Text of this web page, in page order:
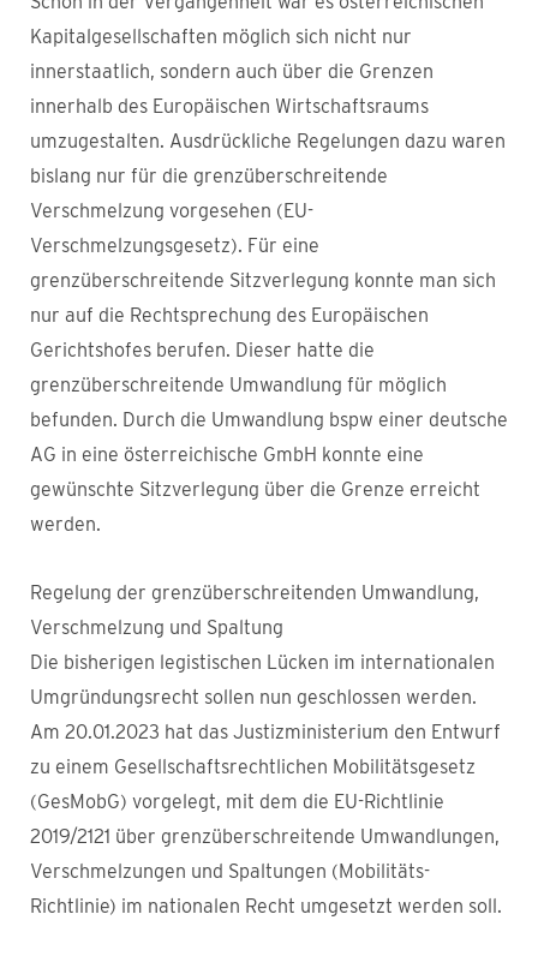
Kapitalgesellschaften möglich sich nicht nur
innerstaatlich, sondern auch über die Grenzen
innerhalb des Europäischen Wirtschaftsraums
umzugestalten. Ausdrückliche Regelungen dazu waren
bislang nur für die grenzüberschreitende
Verschmelzung vorgesehen (EU-
Verschmelzungsgesetz). Für eine
grenzüberschreitende Sitzverlegung konnte man sich
nur auf die Rechtsprechung des Europäischen
Gerichtshofes berufen. Dieser hatte die
grenzüberschreitende Umwandlung für möglich
befunden. Durch die Umwandlung bspw einer deutsche
AG in eine österreichische GmbH konnte eine
gewünschte Sitzverlegung über die Grenze erreicht
werden.
Regelung der grenzüberschreitenden Umwandlung,
Verschmelzung und Spaltung
Die bisherigen legistischen Lücken im internationalen
Umgründungsrecht sollen nun geschlossen werden.
Am 20.01.2023 hat das Justizministerium den Entwurf
zu einem Gesellschaftsrechtlichen Mobilitätsgesetz
(GesMobG) vorgelegt, mit dem die EU-Richtlinie
2019/2121 über grenzüberschreitende Umwandlungen,
Verschmelzungen und Spaltungen (Mobilitäts-
Richtlinie) im nationalen Recht umgesetzt werden soll.